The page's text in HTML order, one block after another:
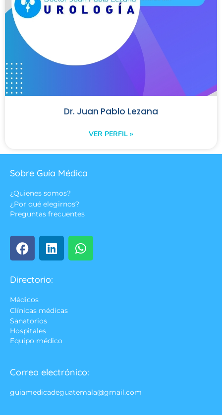
Dr. Juan Pablo Lezana
VER PERFIL »
Sobre Guía Médica
¿Quienes somos?
¿Por qué elegirnos?
Preguntas frecuentes
Directorio:
Médicos
Clínicas médicas
Sanatorios
Hospitales
Equipo médico
Correo electrónico:
guiamedicadeguatemala@gmail.com